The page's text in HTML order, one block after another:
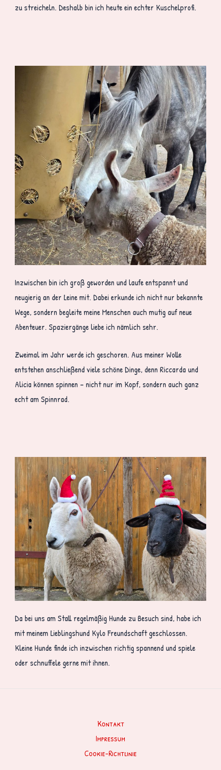
zu streicheln. Deshalb bin ich heute ein echter Kuschelprofi.
Inzwischen bin ich groß geworden und laufe entspannt und
neugierig an der Leine mit. Dabei erkunde ich nicht nur bekannte
Wege, sondern begleite meine Menschen auch mutig auf neue
Abenteuer. Spaziergänge liebe ich nämlich sehr.
Zweimal im Jahr werde ich geschoren. Aus meiner Wolle
entstehen anschließend viele schöne Dinge, denn Riccarda und
Alicia können spinnen – nicht nur im Kopf, sondern auch ganz
echt am Spinnrad.
Da bei uns am Stall regelmäßig Hunde zu Besuch sind, habe ich
mit meinem Lieblingshund Kylo Freundschaft geschlossen.
Kleine Hunde finde ich inzwischen richtig spannend und spiele
oder schnuffele gerne mit ihnen.
Kontakt
Impressum
Cookie-Richtlinie